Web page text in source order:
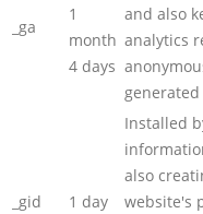
_ga
1
month
4 days
and also
analytics
_gid 1 day
Installed
also
website's